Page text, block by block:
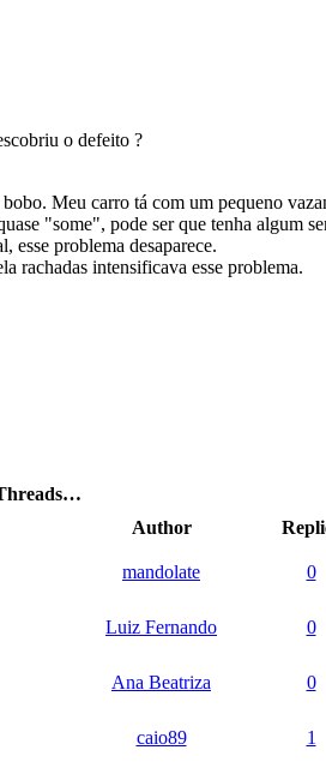
o defeito ?
Meu carro tá com um pequeno
"some", pode ser que tenha algum
esse problema desaparece.
rachadas intensificava esse problema.
Author
mandolate 0
Luiz Fernando 0
Ana Beatriza 0
caio89 1